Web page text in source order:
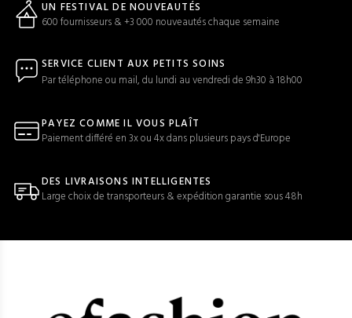
UN FESTIVAL DE NOUVEAUTÉS
600 fournisseurs & +3 000 nouveautés chaque semaine
SERVICE CLIENT AUX PETITS SOINS
Par téléphone ou mail, du lundi au vendredi de 9h30 à 18h00
PAYEZ COMME IL VOUS PLAÎT
Paiement différé en 3x ou 4x dans plusieurs pays d'Europe
DES LIVRAISONS INTELLIGENTES
Large choix de transporteurs & expédition garantie sous 48h